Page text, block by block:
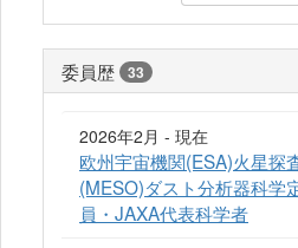
委員歴 33
2026年2月 - 現在
欧州宇宙機関(ESA)火星探
(MESO)ダスト分析器科学
員・JAXA代表科学者